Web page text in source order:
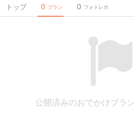
トップ プラン
0 フォトレポ
0
公開済みのおでかけプラ